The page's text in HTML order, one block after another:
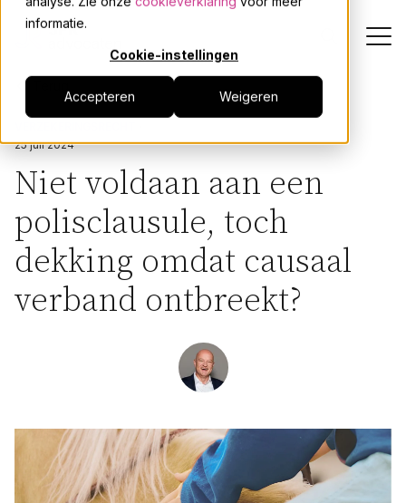
informatie.
Cookie-instellingen
Accepteren Weigeren
Dienstverlening
Onze mensen
Actueel
Over JPR
Contact
25 juli 2024
Niet voldaan aan een
polisclausule, toch
dekking omdat causaal
verband ontbreekt?